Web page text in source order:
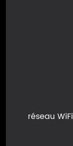
réseau WiFi